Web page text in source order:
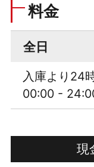
料金
全日
入庫より24
00:00 -
現